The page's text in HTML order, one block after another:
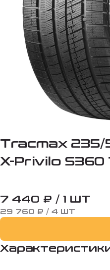
Tracmax 235/
X-Privilo S360
7 440 ₽ / 1 ШТ
29 760 ₽ / 4 ШТ